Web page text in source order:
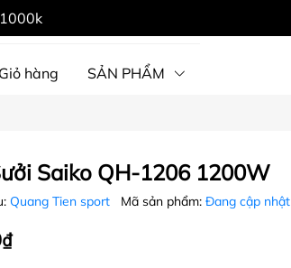
Giỏ hàng SẢN PHẨM
Saiko QH-1206 1200W
Quang Tien sport Mã sản phẩm: Đang cập nhật